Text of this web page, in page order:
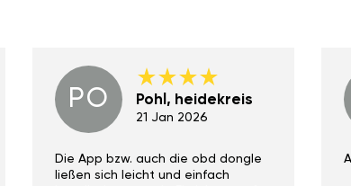
PO Pohl, heidekreis
21 Jan 2026
Die App bzw. auch die obd dongle
ließen sich leicht und einfach